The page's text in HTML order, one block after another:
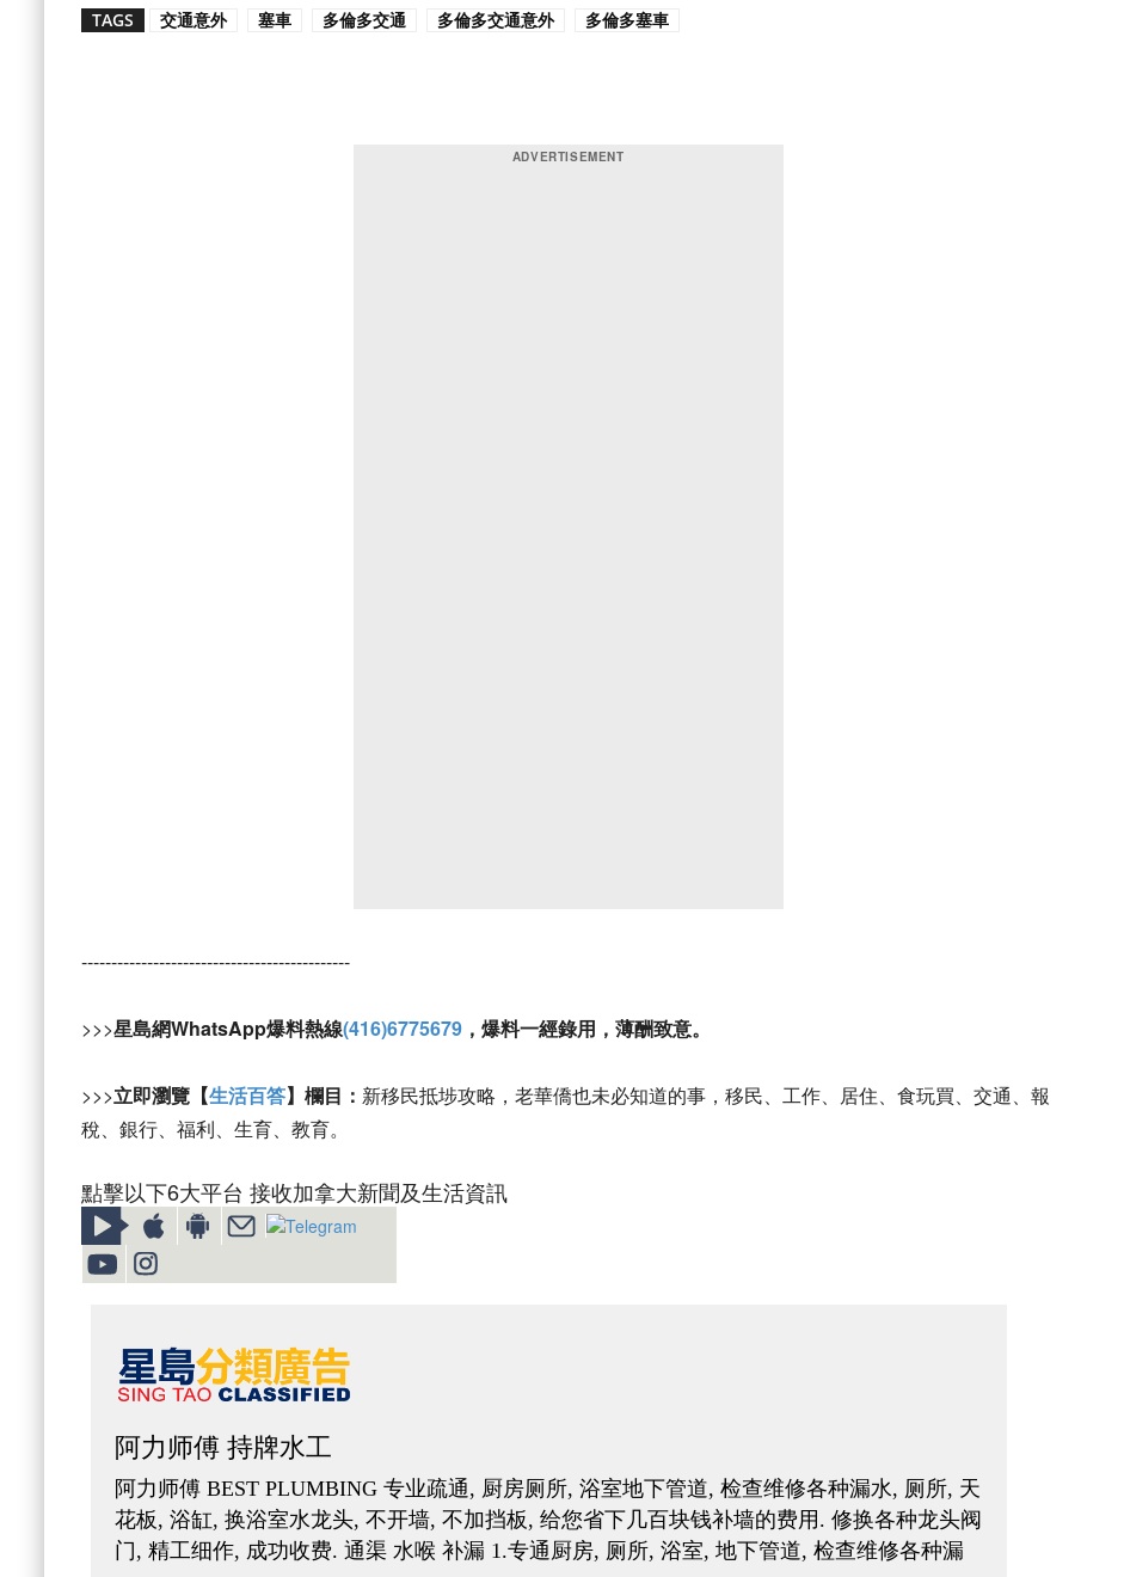
TAGS 交通意外 塞車 多倫多交通 多倫多交通意外 多倫多塞車
---------------------------------------------
>>>星島網WhatsApp爆料熱線(416)6775679 ，爆料一經錄用，薄酬致意。
>>>立即瀏覽【生活百答】欄目： 新移民抵埗攻略，老華僑也未必知道的事，移民、工作、居住、食玩買、交通、報
稅、銀行、福利、生育、教育。
點擊以下6大平台 接收加拿大新聞及生活資訊